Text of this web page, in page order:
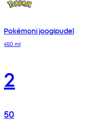
Pokémoni joogipudel
450 ml
2
50